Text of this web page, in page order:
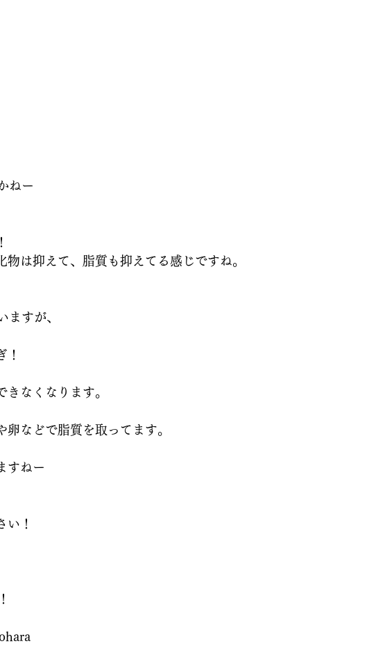
ねー
は抑えて、脂質も抑えてる感じですね。
ますが、
！
なくなります。
卵などで脂質を取ってます。
すねー
い！